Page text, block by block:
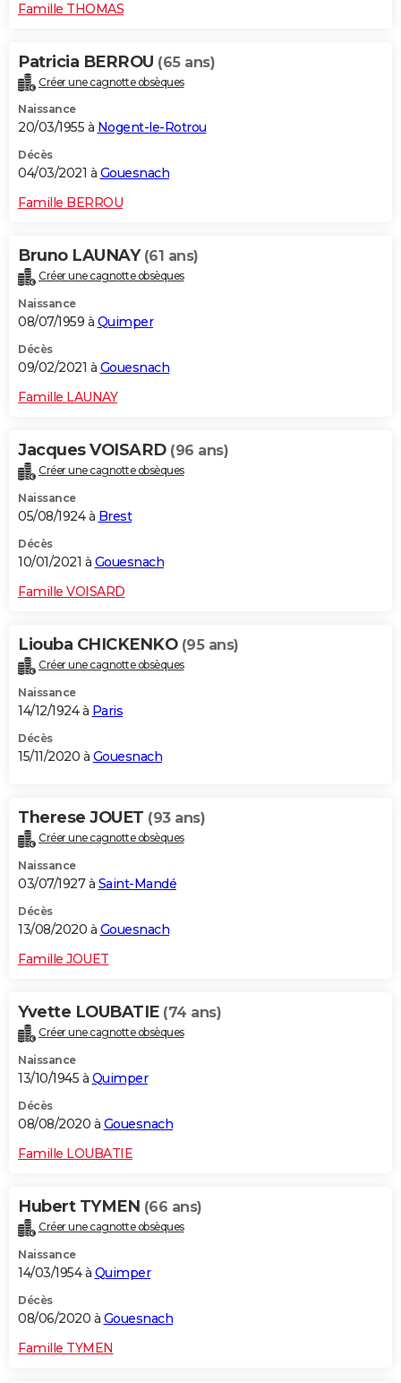
Famille THOMAS
Patricia BERROU (65 ans)
Créer une cagnotte obsèques
Naissance
20/03/1955 à Nogent-le-Rotrou
Décès
04/03/2021 à Gouesnach
Famille BERROU
Bruno LAUNAY (61 ans)
Créer une cagnotte obsèques
Naissance
08/07/1959 à Quimper
Décès
09/02/2021 à Gouesnach
Famille LAUNAY
Jacques VOISARD (96 ans)
Créer une cagnotte obsèques
Naissance
05/08/1924 à Brest
Décès
10/01/2021 à Gouesnach
Famille VOISARD
Liouba CHICKENKO (95 ans)
Créer une cagnotte obsèques
Naissance
14/12/1924 à Paris
Décès
15/11/2020 à Gouesnach
Therese JOUET (93 ans)
Créer une cagnotte obsèques
Naissance
03/07/1927 à Saint-Mandé
Décès
13/08/2020 à Gouesnach
Famille JOUET
Yvette LOUBATIE (74 ans)
Créer une cagnotte obsèques
Naissance
13/10/1945 à Quimper
Décès
08/08/2020 à Gouesnach
Famille LOUBATIE
Hubert TYMEN (66 ans)
Créer une cagnotte obsèques
Naissance
14/03/1954 à Quimper
Décès
08/06/2020 à Gouesnach
Famille TYMEN